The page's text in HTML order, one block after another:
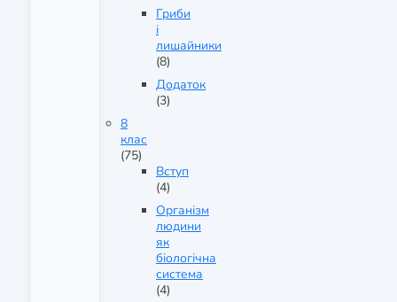
Гриби
і
лишайники
(8)
Додаток
(3)
8
клас
(75)
Вступ
(4)
Організм
людини
як
біологічна
система
(4)